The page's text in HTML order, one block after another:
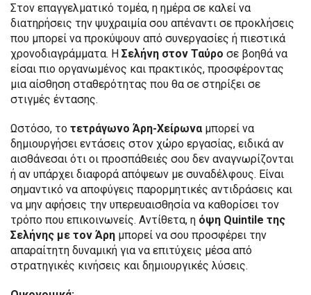
Στον επαγγελματικό τομέα, η ημέρα σε καλεί να
διατηρήσεις την ψυχραιμία σου απέναντι σε προκλήσεις
που μπορεί να προκύψουν από συνεργασίες ή πιεστικά
χρονοδιαγράμματα. Η Σελήνη στον Ταύρο σε βοηθά να
είσαι πιο οργανωμένος και πρακτικός, προσφέροντας
μια αίσθηση σταθερότητας που θα σε στηρίξει σε
στιγμές έντασης.
Ωστόσο, το τετράγωνο Άρη-Χείρωναμπορεί να
δημιουργήσει εντάσεις στον χώρο εργασίας, ειδικά αν
αισθάνεσαι ότι οι προσπάθειές σου δεν αναγνωρίζονται
ή αν υπάρχει διαφορά απόψεων με συναδέλφους. Είναι
σημαντικό να αποφύγεις παρορμητικές αντιδράσεις και
να μην αφήσεις την υπερευαισθησία να καθορίσει τον
τρόπο που επικοινωνείς. Αντίθετα, η όψη Quintile της
Σελήνης με τον Άρη μπορεί να σου προσφέρει την
απαραίτητη δυναμική για να επιτύχεις μέσα από
στρατηγικές κινήσεις και δημιουργικές λύσεις.